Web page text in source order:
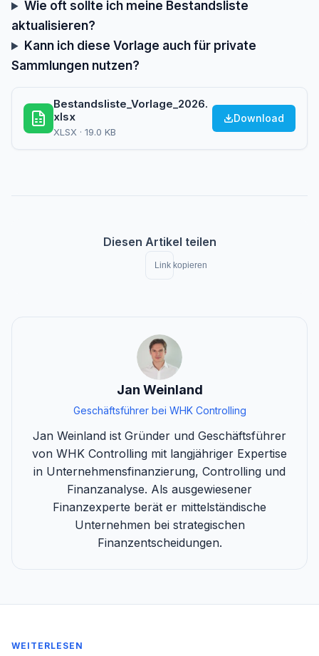
Wie oft sollte ich meine Bestandsliste
aktualisieren?
Kann ich diese Vorlage auch für private
Sammlungen nutzen?
Bestandsliste_Vorlage_2026.
xlsx
XLSX · 19.0 KB
Download
Diesen Artikel teilen
Link kopieren
Jan Weinland
Geschäftsführer bei WHK Controlling
Jan Weinland ist Gründer und Geschäftsführer
von WHK Controlling mit langjähriger Expertise
in Unternehmensfinanzierung, Controlling und
Finanzanalyse. Als ausgewiesener
Finanzexperte berät er mittelständische
Unternehmen bei strategischen
Finanzentscheidungen.
WEITERLESEN